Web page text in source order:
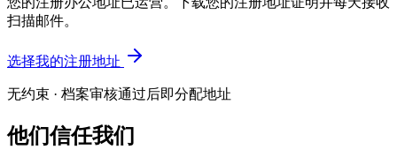
扫描邮件。
选择我的注册地址
无约束 · 档案审核通过后即分配地址
他们信任我们